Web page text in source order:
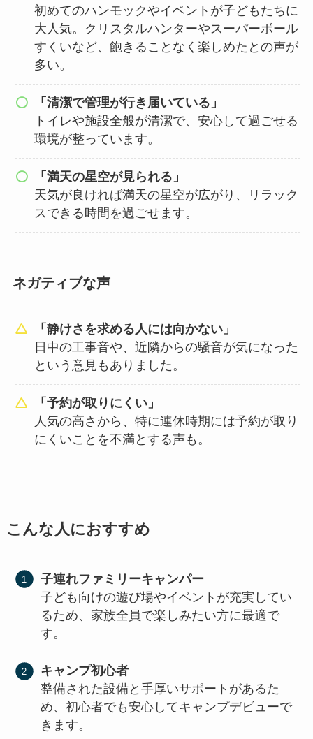
初めてのハンモックやイベントが子どもたちに
大人気。クリスタルハンターやスーパーボール
すくいなど、飽きることなく楽しめたとの声が
多い。
「清潔で管理が行き届いている」
トイレや施設全般が清潔で、安心して過ごせる
環境が整っています。
「満天の星空が見られる」
天気が良ければ満天の星空が広がり、リラック
スできる時間を過ごせます。
ネガティブな声
「静けさを求める人には向かない」
日中の工事音や、近隣からの騒音が気になった
という意見もありました。
「予約が取りにくい」
人気の高さから、特に連休時期には予約が取り
にくいことを不満とする声も。
こんな人におすすめ
子連れファミリーキャンパー
子ども向けの遊び場やイベントが充実してい
るため、家族全員で楽しみたい方に最適で
す。
キャンプ初心者
整備された設備と手厚いサポートがあるた
め、初心者でも安心してキャンプデビューで
きます。